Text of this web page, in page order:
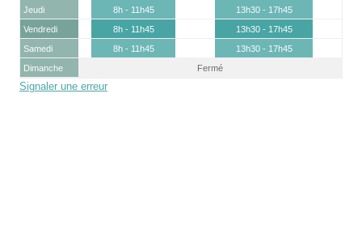
Jeudi
8h - 11h45
13h30 - 17h45
Vendredi
8h - 11h45
13h30 - 17h45
Samedi
8h - 11h45
13h30 - 17h45
Dimanche
Fermé
Signaler une erreur